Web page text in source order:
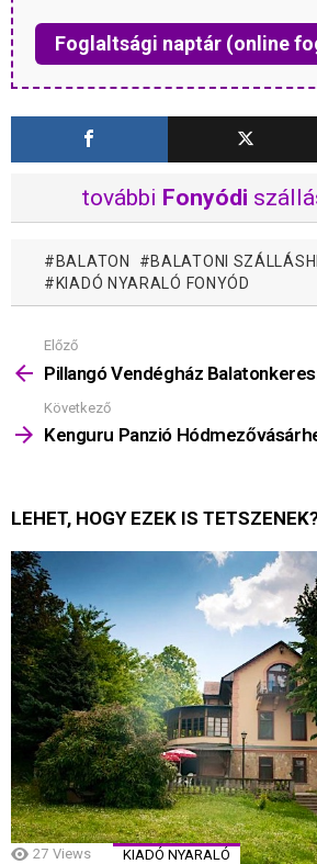
Foglaltsági naptár (online
további Fonyódi
BALATON BALATONI
KIADÓ NYARALÓ FONYÓD
Mutass
többet
Előző
Pillangó Vendégház
Következő
Kenguru Panzió
LEHET, HOGY EZEK IS
27 Views KIADÓ NYARALÓ